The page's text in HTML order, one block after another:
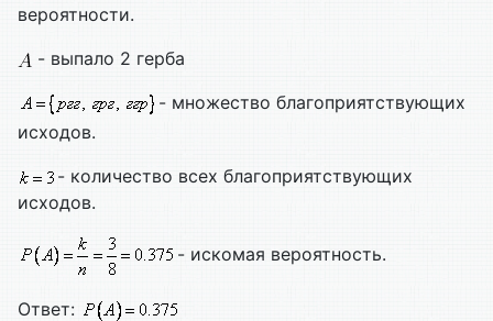
вероятности.
- выпало 2 герба
- множество благоприятствующих
исходов.
- количество всех благоприятствующих
исходов.
- искомая вероятность.
Ответ: